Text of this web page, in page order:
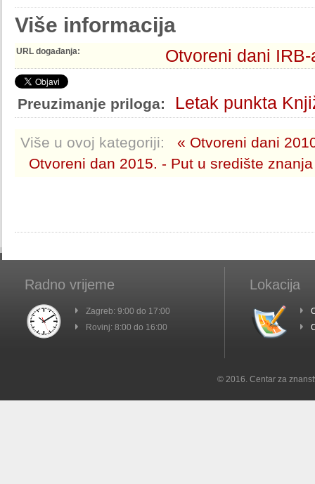
Više informacija
URL događanja: Otvoreni dani
Preuzimanje priloga: Letak punkta
Više u ovoj kategoriji:
« Otvoreni dani
Otvoreni dan 2015. - Put u središte
Radno vrijeme
Zagreb: 9:00 do 17:00
Rovinj: 8:00 do 16:00
Lokacija
© 2016. Centar za